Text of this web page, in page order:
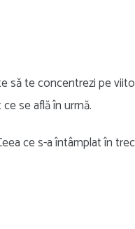
să te concentrezi pe
se află în urmă.
ce s-a întâmplat în